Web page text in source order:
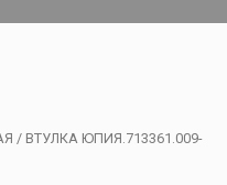
/ ВТУЛКА ЮПИЯ.713361.009-